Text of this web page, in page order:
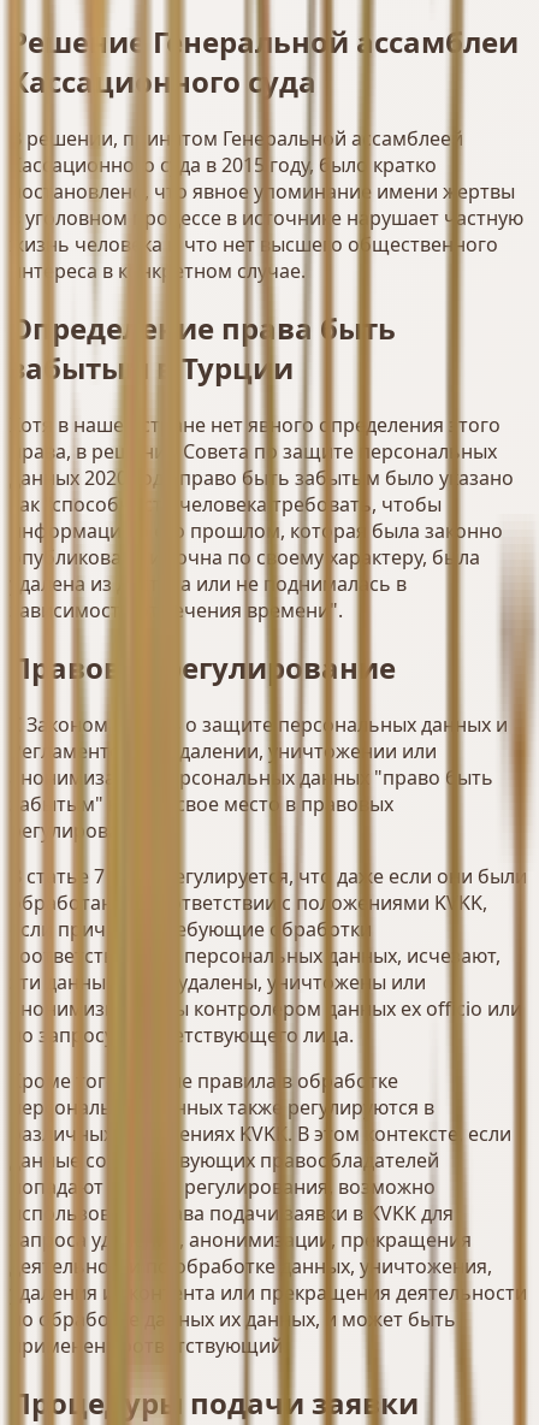
Решение Генеральной ассамблеи
Кассационного суда
В решении, принятом Генеральной ассамблеей
Кассационного суда в 2015 году, было кратко
постановлено, что явное упоминание имени жертвы
в уголовном процессе в источнике нарушает частную
жизнь человека и что нет высшего общественного
интереса в конкретном случае.
Определение права быть
забытым в Турции
Хотя в нашей стране нет явного определения этого
права, в решении Совета по защите персональных
данных 2020 года право быть забытым было указано
как "способность человека требовать, чтобы
информация о его прошлом, которая была законно
опубликована и точна по своему характеру, была
удалена из доступа или не поднималась в
зависимости от течения времени".
Правовое регулирование
С Законом № 6698 о защите персональных данных и
Регламентом об удалении, уничтожении или
анонимизации персональных данных "право быть
забытым" нашло свое место в правовых
регулированиях.
В статье 7 KVKK регулируется, что даже если они были
обработаны в соответствии с положениями KVKK,
если причины, требующие обработки
соответствующих персональных данных, исчезают,
эти данные будут удалены, уничтожены или
анонимизированы контролером данных ex officio или
по запросу соответствующего лица.
Кроме того, общие правила в обработке
персональных данных также регулируются в
различных положениях KVKK. В этом контексте, если
данные соответствующих правообладателей
попадают под эти регулирования, возможно
использовать права подачи заявки в KVKK для
запроса удаления, анонимизации, прекращения
деятельности по обработке данных, уничтожения,
удаления из контента или прекращения деятельности
по обработке данных их данных, и может быть
применен соответствующий.
Процедуры подачи заявки